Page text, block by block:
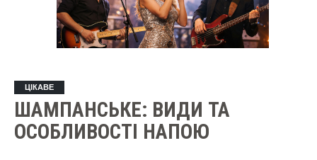
ЦІКАВЕ
ШАМПАНСЬКЕ: ВИДИ ТА
ОСОБЛИВОСТІ НАПОЮ